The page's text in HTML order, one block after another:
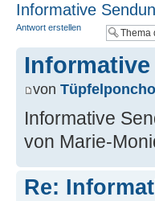
Informative
Antwort erstellen
von Tüpfelponcho
Informative
von Marie-
Re: